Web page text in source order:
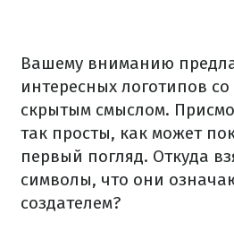
Вашему вниманию
интересных логотипов
скрытым смыслом.
так просты, как может
первый погляд. Откуда
символы, что они
создателем?